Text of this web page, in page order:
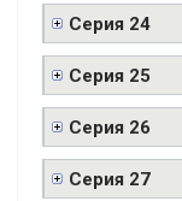
Серия 24
Серия 25
Серия 26
Серия 27